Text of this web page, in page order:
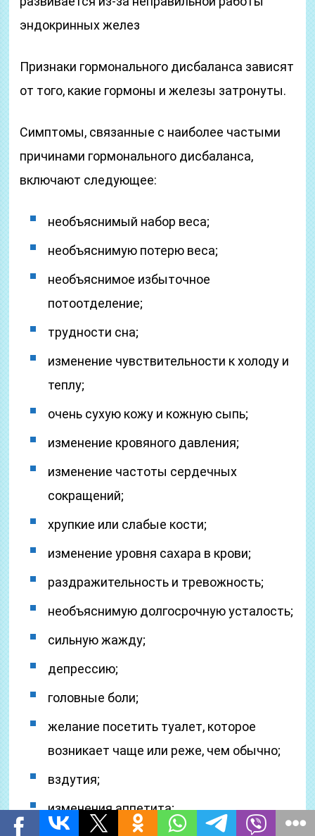
эндокринных желез
Признаки гормонального дисбаланса зависят
от того, какие гормоны и железы затронуты.
Симптомы, связанные с наиболее частыми
причинами гормонального дисбаланса,
включают следующее:
необъяснимый набор веса;
необъяснимую потерю веса;
необъяснимое избыточное
потоотделение;
трудности сна;
изменение чувствительности к холоду и
теплу;
очень сухую кожу и кожную сыпь;
изменение кровяного давления;
изменение частоты сердечных
сокращений;
хрупкие или слабые кости;
изменение уровня сахара в крови;
раздражительность и тревожность;
необъяснимую долгосрочную усталость;
сильную жажду;
депрессию;
головные боли;
желание посетить туалет, которое
возникает чаще или реже, чем обычно;
вздутия;
изменения аппетита;